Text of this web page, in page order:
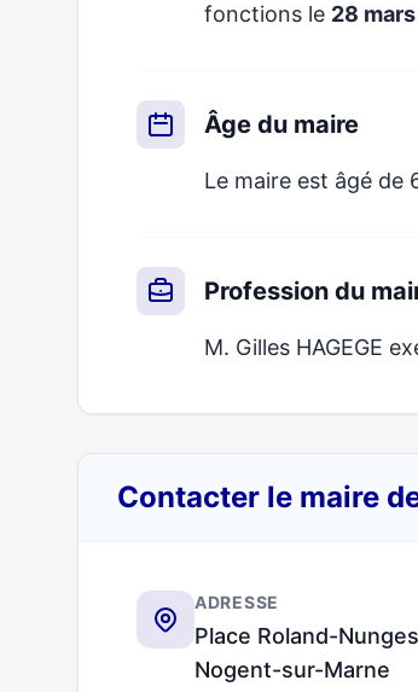
fonctions le 28
Âge du maire
Le maire est âgé de
Profession du
M. Gilles HAGEGE
Contacter le maire
ADRESSE
Place Roland-
Nogent-sur-Marne